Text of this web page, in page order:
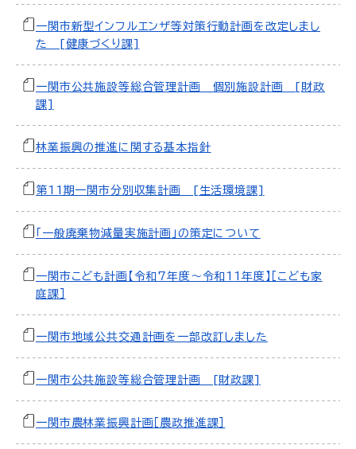
一関市新型インフルエンザ等対策行動計画を改定しまし
た [健康づくり課]
一関市公共施設等総合管理計画 個別施設計画 [財政
課]
林業振興の推進に関する基本指針
第11期一関市分別収集計画 [生活環境課]
「一般廃棄物減量実施計画」の策定について
一関市こども計画【令和7年度～令和11年度】［こども家
庭課］
一関市地域公共交通計画を一部改訂しました
一関市公共施設等総合管理計画 [財政課]
一関市農林業振興計画［農政推進課］